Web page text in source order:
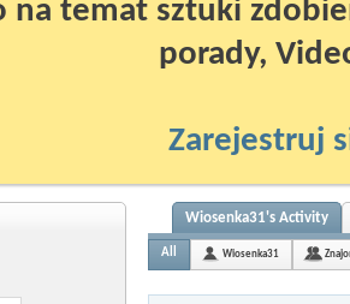
na temat sztuki
porady,
Zarejestruj
Wiosenka31's Activity
All Wiosenka31